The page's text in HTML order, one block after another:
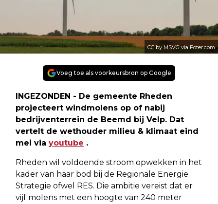
CC by MSVG via Foter.com
Voeg toe als voorkeursbron op Google
INGEZONDEN - De gemeente Rheden
projecteert windmolens op of nabij
bedrijventerrein de Beemd bij Velp. Dat
vertelt de wethouder milieu & klimaat eind
mei via youtube .
Rheden wil voldoende stroom opwekken in het
kader van haar bod bij de Regionale Energie
Strategie ofwel RES. Die ambitie vereist dat er
vijf molens met een hoogte van 240 meter